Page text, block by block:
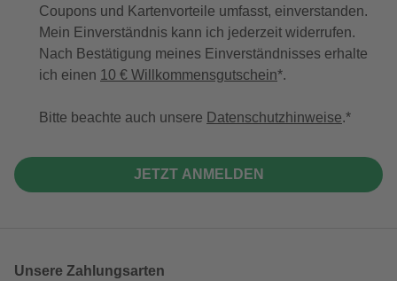
Coupons und Kartenvorteile umfasst, einverstanden.
Mein Einverständnis kann ich jederzeit widerrufen.
Nach Bestätigung meines Einverständnisses erhalte
ich einen 10 € Willkommensgutschein*.
Bitte beachte auch unsere Datenschutzhinweise.
JETZT ANMELDEN
Unsere Zahlungsarten